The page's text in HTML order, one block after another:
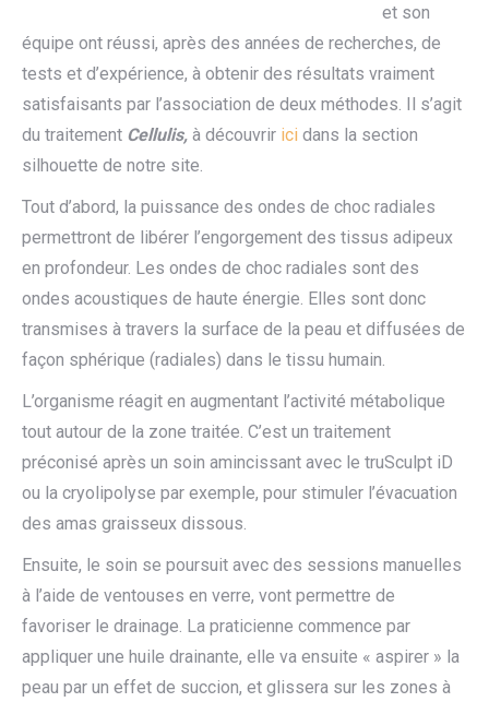
et son
équipe ont réussi, après des années de recherches, de
tests et d’expérience, à obtenir des résultats vraiment
satisfaisants par l’association de deux méthodes. Il s’agit
du traitement Cellulis, à découvrir ici dans la section
silhouette de notre site.
Tout d’abord, la puissance des ondes de choc radiales
permettront de libérer l’engorgement des tissus adipeux
en profondeur. Les ondes de choc radiales sont des
ondes acoustiques de haute énergie. Elles sont donc
transmises à travers la surface de la peau et diffusées de
façon sphérique (radiales) dans le tissu humain.
L’organisme réagit en augmentant l’activité métabolique
tout autour de la zone traitée. C’est un traitement
préconisé après un soin amincissant avec le truSculpt iD
ou la cryolipolyse par exemple, pour stimuler l’évacuation
des amas graisseux dissous.
Ensuite, le soin se poursuit avec des sessions manuelles
à l’aide de ventouses en verre, vont permettre de
favoriser le drainage. La praticienne commence par
appliquer une huile drainante, elle va ensuite « aspirer » la
peau par un effet de succion, et glissera sur les zones à